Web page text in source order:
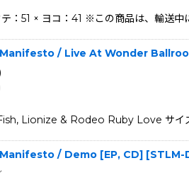
：51 × ヨコ：41 ※この商品は、輸送中
/ Live At Wonder
Lionize & Rodeo Ruby Love サイ
/ Demo [EP, CD] [STLM-